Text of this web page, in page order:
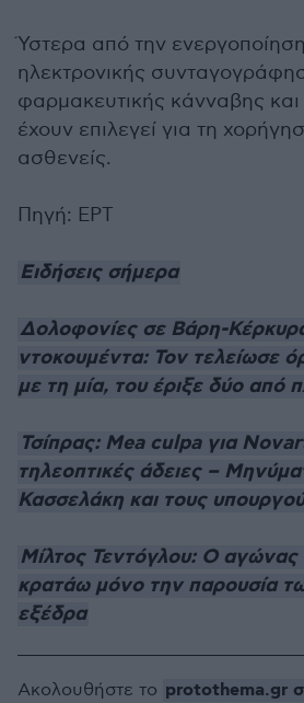
Ύστερα από την
ηλεκτρονικής
φαρμακευτικής κάνναβης
έχουν επιλεγεί για τη
ασθενείς.
Πηγή: ΕΡΤ
Ειδήσεις σήμερα
Δολοφονίες σε Βάρη-
ντοκουμέντα: Τον τελείωσε
με τη μία, του έριξε δύο από
Τσίπρας: Mea culpa για
τηλεοπτικές άδειες –
Κασσελάκη και τους
Μίλτος Τεντόγλου: Ο αγώνας
κρατάω μόνο την παρουσία
εξέδρα
Ακολουθήστε το protothema.gr